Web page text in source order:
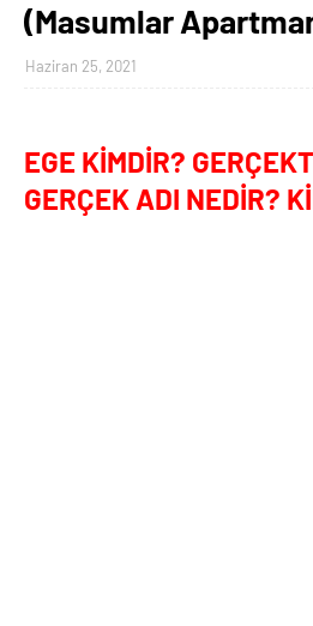
(Masumlar
Haziran 25, 2021
EGE KİMDİR?
GERÇEK ADI NEDİR?